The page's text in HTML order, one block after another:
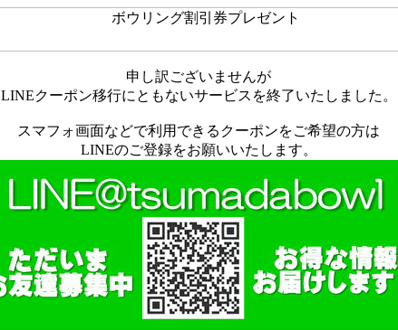
申し訳ございませんが
LINEクーポン移行にともないサービスを終了いたしました。
スマフォ画面などで利用できるクーポンをご希望の方は
LINEのご登録をお願いいたします。